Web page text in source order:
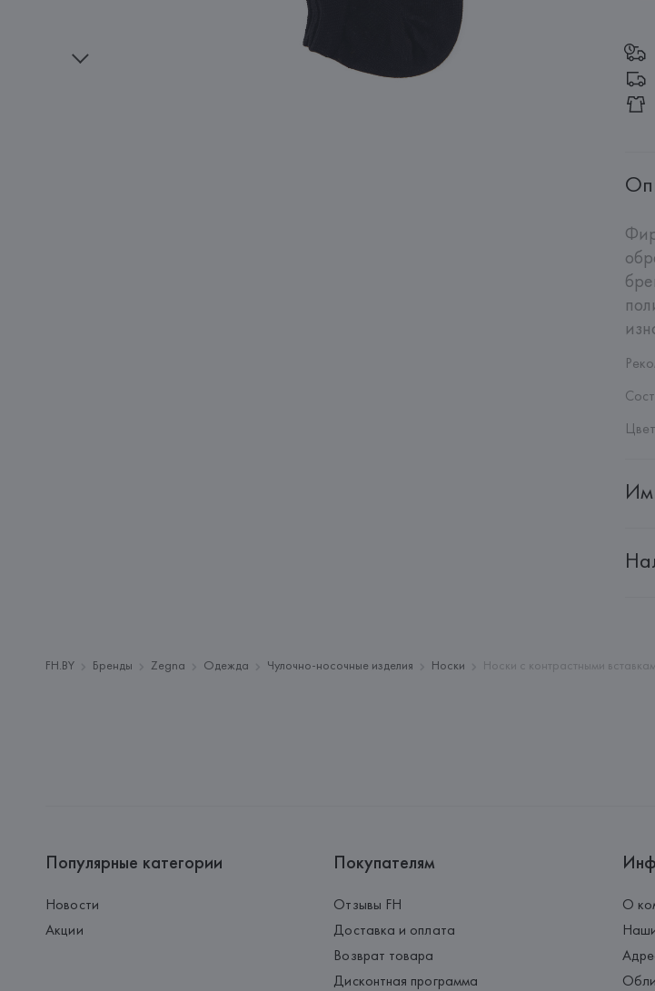
FH.BY Бренды Zegna Одежда Чулочно-носочные изделия Носки Носки с контрастными
Популярные категории
Новости
Акции
Покупателям
Отзывы FH
Доставка и оплата
Возврат товара
Дисконтная программа
О